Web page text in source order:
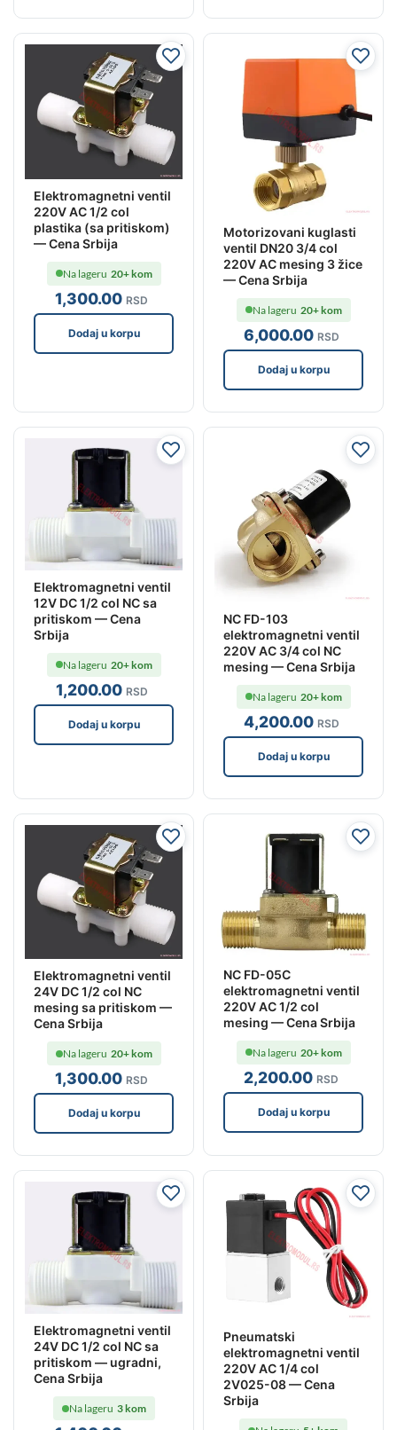
Elektromagnetni ventil
220V AC 1/2 col
plastika (sa pritiskom)
— Cena Srbija
1,300.00 RSD
Na lageru 20+ kom
Dodaj u korpu
Motorizovani kuglasti
ventil DN20 3/4 col
220V AC mesing 3 žice
— Cena Srbija
6,000.00 RSD
Na lageru 20+ kom
Dodaj u korpu
Elektromagnetni ventil
12V DC 1/2 col NC sa
pritiskom — Cena
Srbija
1,200.00 RSD
Na lageru 20+ kom
Dodaj u korpu
NC FD-103
elektromagnetni ventil
220V AC 3/4 col NC
mesing — Cena Srbija
4,200.00 RSD
Na lageru 20+ kom
Dodaj u korpu
Elektromagnetni ventil
24V DC 1/2 col NC
mesing sa pritiskom —
Cena Srbija
1,300.00 RSD
Na lageru 20+ kom
Dodaj u korpu
NC FD-05C
elektromagnetni ventil
220V AC 1/2 col
mesing — Cena Srbija
2,200.00 RSD
Na lageru 20+ kom
Dodaj u korpu
Elektromagnetni ventil
24V DC 1/2 col NC sa
pritiskom — ugradni,
Cena Srbija
Na lageru 3 kom
Pneumatski
elektromagnetni ventil
220V AC 1/4 col
2V025-08 — Cena
Srbija